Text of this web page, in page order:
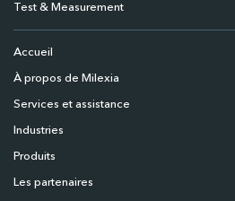
Test & Measurement
Accueil
À propos de Milexia
Services et assistance
Industries
Produits
Les partenaires